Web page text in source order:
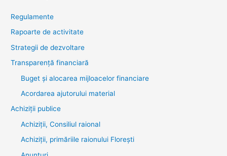
Regulamente
Rapoarte de activitate
Strategii de dezvoltare
Transparenţă financiară
Buget și alocarea mijloacelor financiare
Acordarea ajutorului material
Achiziţii publice
Achiziții, Consiliul raional
Achiziții, primăriile raionului Florești